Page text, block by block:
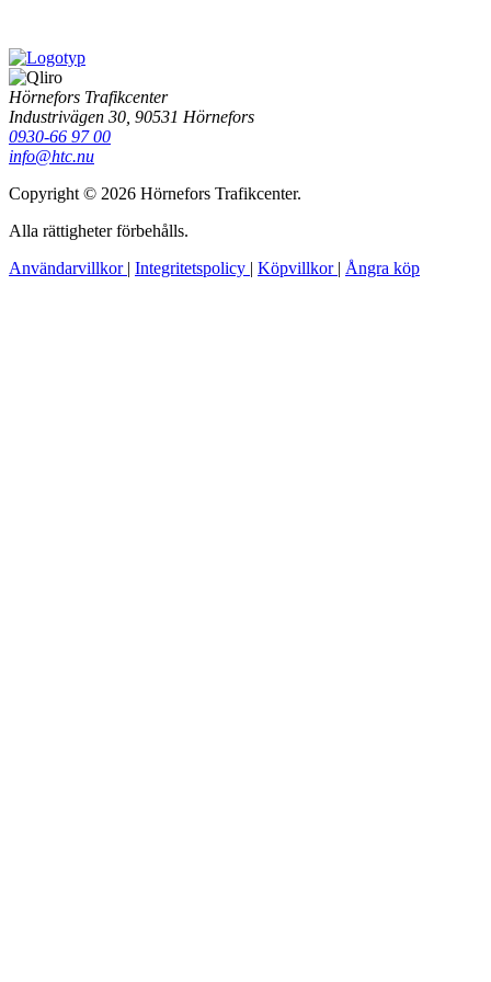
Hörnefors Trafikcenter
Industrivägen 30, 90531 Hörnefors
0930-66 97 00
info@htc.nu
Copyright © 2026 Hörnefors Trafikcenter.
Alla rättigheter förbehålls.
Användarvillkor | Integritetspolicy | Köpvillkor | Ångra köp